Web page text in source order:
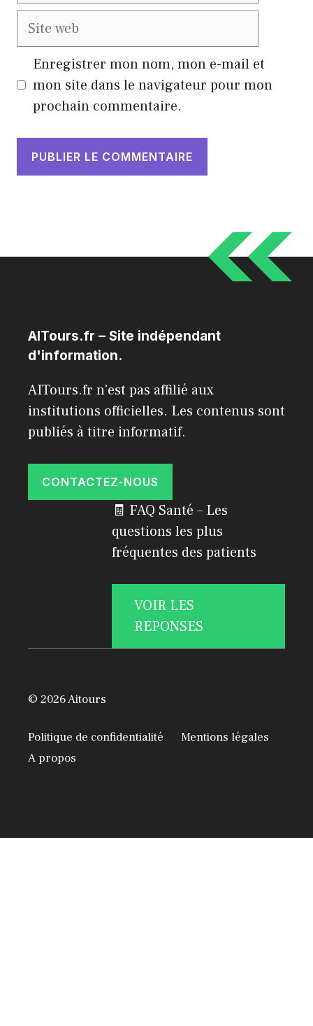
Site
Enregistrer mon nom, mon e-mail et
mon site dans le navigateur pour mon
prochain commentaire.
AITours.fr – Site indépendant
d'information.
AITours.fr n'est pas affilié aux
institutions officielles. Les contenus sont
publiés à titre informatif.
CONTACTEZ-NOUS
🧾 FAQ Santé – Les
questions les plus
fréquentes des patients
VOIR LES
REPONSES
© 2026 Aitours
Politique de confidentialité
Mentions légales
A propos